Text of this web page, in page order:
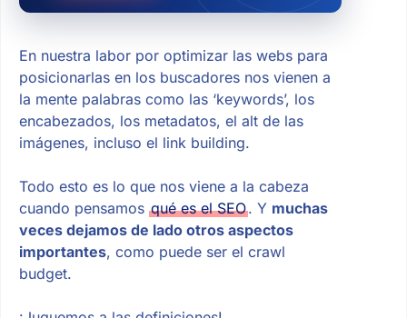
En nuestra labor por optimizar las webs para
posicionarlas en los buscadores nos vienen a
la mente palabras como las ‘keywords’, los
encabezados, los metadatos, el alt de las
imágenes, incluso el link building.
Todo esto es lo que nos viene a la cabeza
cuando pensamos qué es el SEO. Y muchas
veces dejamos de lado otros aspectos
importantes, como puede ser el crawl
budget.